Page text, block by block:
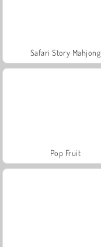
Safari Story Mahjong
Pop Fruit